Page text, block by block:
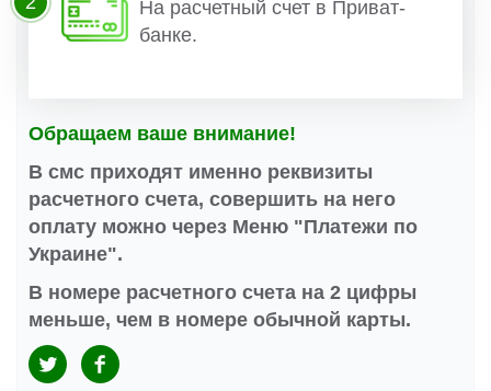
На расчетный счет в Приват-
банке.
Обращаем ваше внимание!
В смс приходят именно реквизиты
расчетного счета, совершить на него
оплату можно через Меню "Платежи по
Украине".
В номере расчетного счета на 2 цифры
меньше, чем в номере обычной карты.